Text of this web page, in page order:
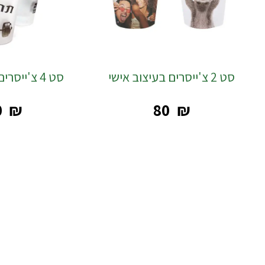
סט 2 צ'ייסרים בעיצוב אישי
‎80 ₪
סט 4 צ'ייסרים בעיצוב אישי
₪